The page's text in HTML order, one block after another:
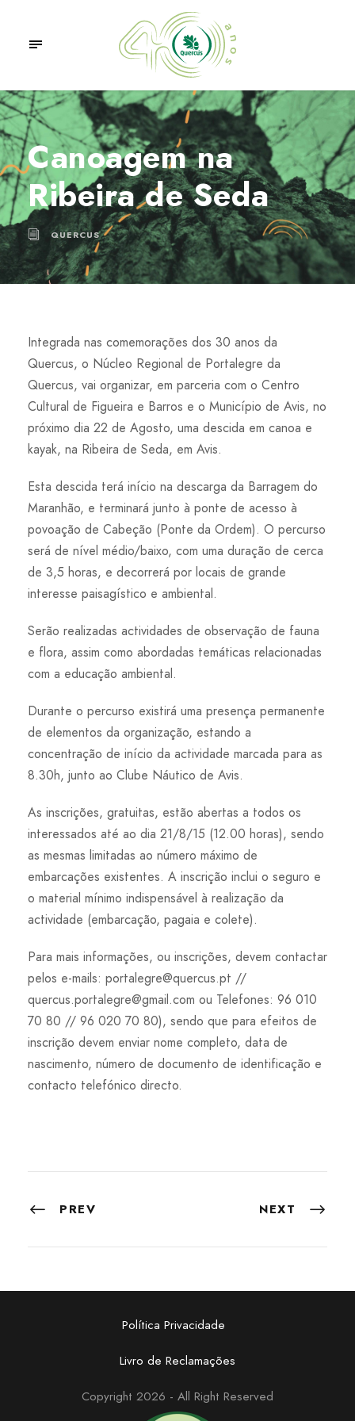
Canoagem na
Ribeira de Seda
QUERCUS
Integrada nas comemorações dos 30 anos da
Quercus, o Núcleo Regional de Portalegre da
Quercus, vai organizar, em parceria com o Centro
Cultural de Figueira e Barros e o Município de Avis, no
próximo dia 22 de Agosto, uma descida em canoa e
kayak, na Ribeira de Seda, em Avis.
Esta descida terá início na descarga da Barragem do
Maranhão, e terminará junto à ponte de acesso à
povoação de Cabeção (Ponte da Ordem). O percurso
será de nível médio/baixo, com uma duração de cerca
de 3,5 horas, e decorrerá por locais de grande
interesse paisagístico e ambiental.
Serão realizadas actividades de observação de fauna
e flora, assim como abordadas temáticas relacionadas
com a educação ambiental.
Durante o percurso existirá uma presença permanente
de elementos da organização, estando a
concentração de início da actividade marcada para as
8.30h, junto ao Clube Náutico de Avis.
As inscrições, gratuitas, estão abertas a todos os
interessados até ao dia 21/8/15 (12.00 horas), sendo
as mesmas limitadas ao número máximo de
embarcações existentes. A inscrição inclui o seguro e
o material mínimo indispensável à realização da
actividade (embarcação, pagaia e colete).
Para mais informações, ou inscrições, devem contactar
pelos e-mails: portalegre@quercus.pt //
quercus.portalegre@gmail.com ou Telefones: 96 010
70 80 // 96 020 70 80), sendo que para efeitos de
inscrição devem enviar nome completo, data de
nascimento, número de documento de identificação e
contacto telefónico directo.
PREV NEXT
Política Privacidade
Livro de Reclamações
Copyright 2026 - All Right Reserved